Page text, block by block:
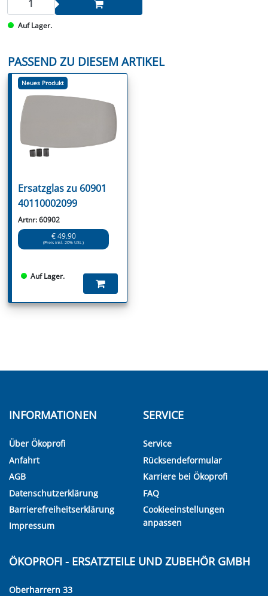
Auf Lager.
PASSEND ZU DIESEM ARTIKEL
Neues Produkt
Ersatzglas zu 60901
40110002099
Artnr: 60902
€ 49.90
(Preis inkl. 20% USt.)
Auf Lager.
INFORMATIONEN
Über Ökoprofi
Anfahrt
AGB
Datenschutzerklärung
Barrierefreiheitserklärung
Impressum
SERVICE
Service
Rücksendeformular
Karriere bei Ökoprofi
FAQ
Cookieeinstellungen
anpassen
ÖKOPROFI - ERSATZTEILE UND ZUBEHÖR GMBH
Oberharrern 33